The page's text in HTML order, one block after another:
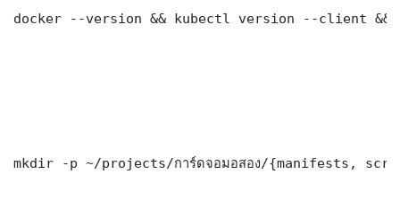
docker --version && kubectl version --client &&
mkdir -p ~/projects/การ์ดจอมอสอง/{manifests,